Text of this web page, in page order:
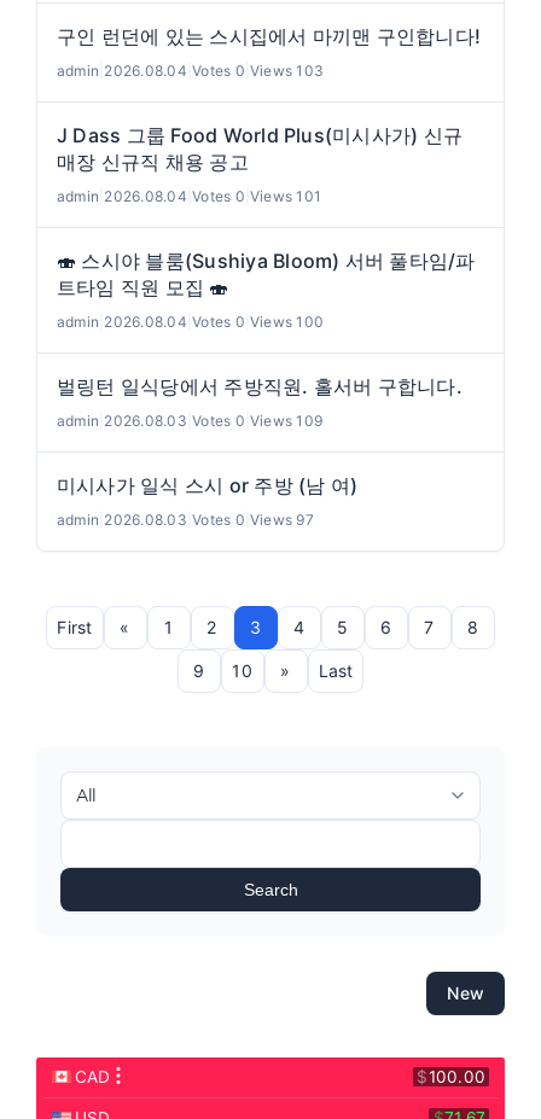
구인 런던에 있는 스시집에서 마끼맨 구인합니다!
admin 2026.08.04 |Votes 0 |Views 103
J Dass 그룹 Food World Plus(미시사가) 신규
매장 신규직 채용 공고
admin 2026.08.04 |Votes 0 |Views 101
🍣 스시야 블룸(Sushiya Bloom) 서버 풀타임/파
트타임 직원 모집 🍣
admin 2026.08.04 |Votes 0 |Views 100
벌링턴 일식당에서 주방직원. 홀서버 구합니다.
admin 2026.08.03 |Votes 0 |Views 109
미시사가 일식 스시 or 주방 (남 여)
admin 2026.08.03 |Votes 0 |Views 97
First « 1 2 3 4 5 6 7 8
9 10 » Last
Search
New